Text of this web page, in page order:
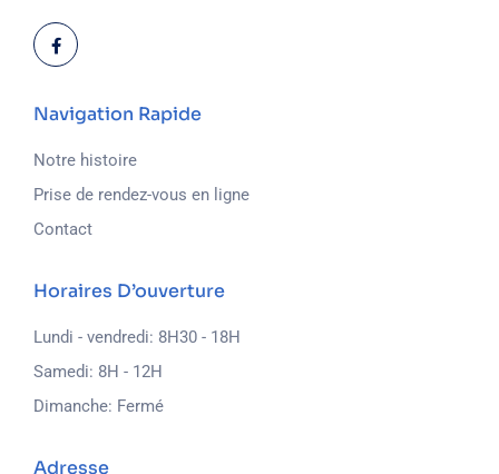
Navigation Rapide
Notre histoire
Prise de rendez-vous en ligne
Contact
Horaires D’ouverture
Lundi - vendredi: 8H30 - 18H
Samedi: 8H - 12H
Dimanche: Fermé
Adresse